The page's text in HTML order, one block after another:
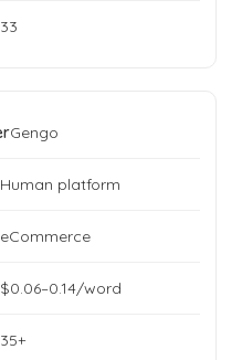
33
Gengo
Human platform
eCommerce
$0.06–0.14/word
35+